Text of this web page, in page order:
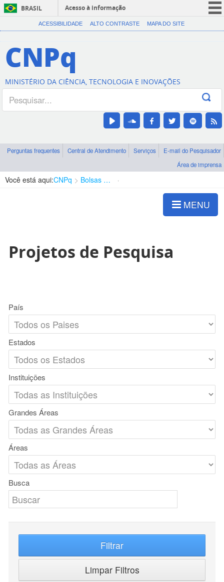
BRASIL
Acesso à informação
CORONAVÍRUS (COVID-19)
Canais
ACESSIBILIDADE ALTO CONTRASTE MAPA DO SITE
CNPq
MINISTÉRIO DA CIÊNCIA, TECNOLOGIA E INOVAÇÕES
Perguntas frequentes Central de Atendimento Serviços
E-mail do Pesquisador
Área de imprensa
Você está aqui:CNPq Bolsas e Auxílios Vigentes
MENU
Projetos de Pesquisa
País
Estados
Instituições
Grandes Áreas
Áreas
Busca
Filtrar
Limpar Filtros